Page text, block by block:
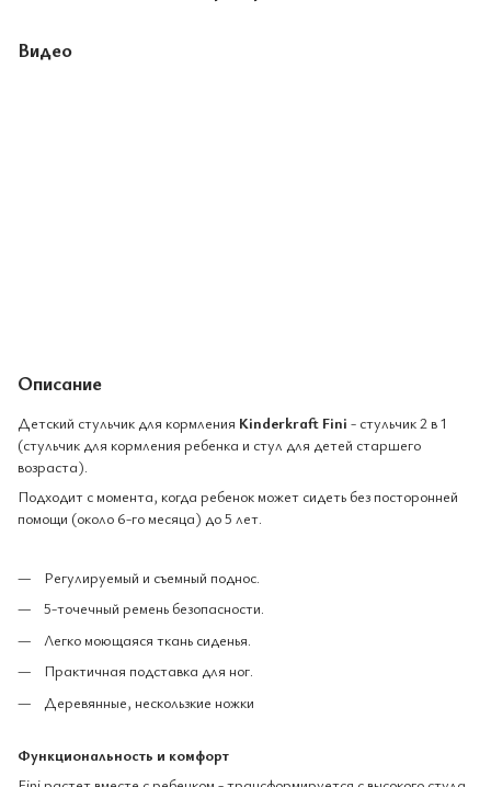
Видео
Описание
Детский стульчик для кормления Kinderkraft Fini - стульчик 2 в 1
(стульчик для кормления ребенка и стул для детей старшего
возраста).
Подходит с момента, когда ребенок может сидеть без посторонней
помощи (около 6-го месяца) до 5 лет.
Регулируемый и съемный поднос.
5-точечный ремень безопасности.
Легко моющаяся ткань сиденья.
Практичная подставка для ног.
Деревянные, нескользкие ножки
Функциональность и комфорт